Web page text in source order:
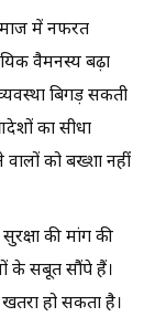
में नफरत
वैमनस्य बढ़ा
बिगड़ सकती
का सीधा
को बख्शा नहीं
की मांग की
के सबूत सौंपे हैं।
खतरा हो सकता है।